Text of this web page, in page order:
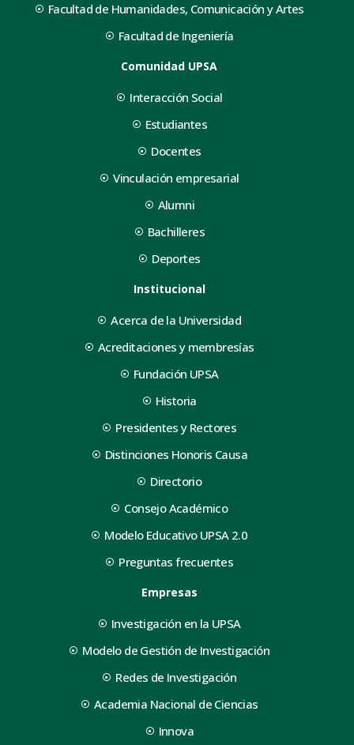
Facultad de Humanidades, Comunicación y Artes
Facultad de Ingeniería
Comunidad UPSA
Interacción Social
Estudiantes
Docentes
Vinculación empresarial
Alumni
Bachilleres
Deportes
Institucional
Acerca de la Universidad
Acreditaciones y membresías
Fundación UPSA
Historia
Presidentes y Rectores
Distinciones Honoris Causa
Directorio
Consejo Académico
Modelo Educativo UPSA 2.0
Preguntas frecuentes
Empresas
Investigación en la UPSA
Modelo de Gestión de Investigación
Redes de Investigación
Academia Nacional de Ciencias
Innova